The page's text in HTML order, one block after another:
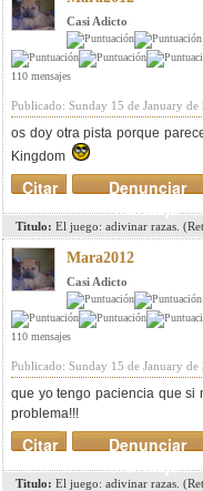
Casi Adicto
110 mensajes
Publicado: Sunday 15 de January de
os doy otra pista porque
Kingdom
Denunciar
mensaje
Citar
Titulo: El juego: adivinar razas.
Mara2012
Casi Adicto
110 mensajes
Publicado: Sunday 15 de January de
que yo tengo paciencia que si
problema!!!
Denunciar
mensaje
Citar
Titulo: El juego: adivinar razas.